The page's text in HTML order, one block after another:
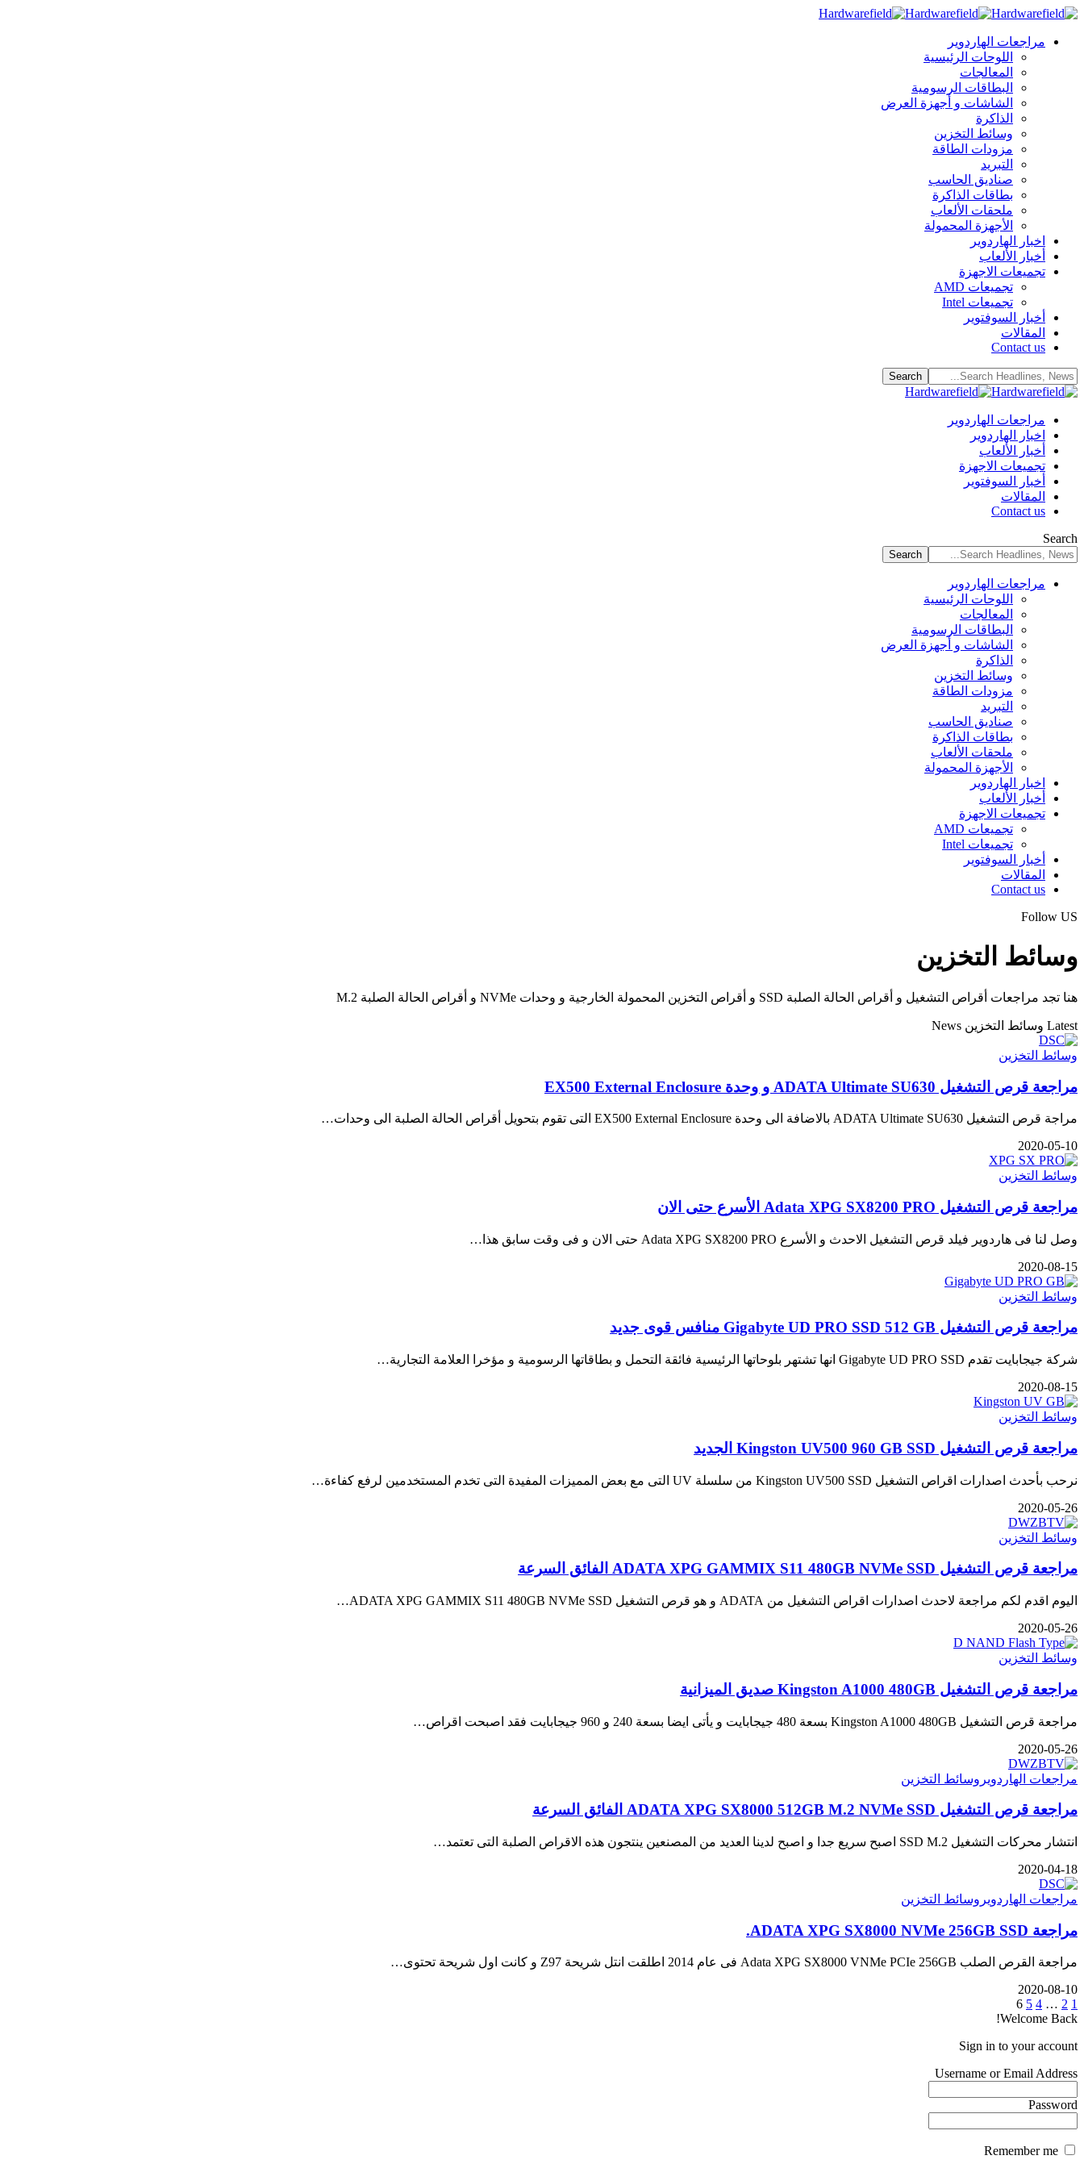
مراجعات الهاردوير
اللوحات الرئيسية
المعالجات
البطاقات الرسومية
الشاشات و أجهزة العرض
الذاكرة
وسائط التخزين
مزودات الطاقة
التبريد
صناديق الحاسب
بطاقات الذاكرة
ملحقات الألعاب
الأجهزة المحمولة
اخبار الهاردوير
أخبار الألعاب
تجميعات الاجهزة
تجميعات AMD
تجميعات Intel
أخبار السوفتوير
المقالات
Contact us
مراجعات الهاردوير
اخبار الهاردوير
أخبار الألعاب
تجميعات الاجهزة
أخبار السوفتوير
المقالات
Contact us
Search
مراجعات الهاردوير
اللوحات الرئيسية
المعالجات
البطاقات الرسومية
الشاشات و أجهزة العرض
الذاكرة
وسائط التخزين
مزودات الطاقة
التبريد
صناديق الحاسب
بطاقات الذاكرة
ملحقات الألعاب
الأجهزة المحمولة
اخبار الهاردوير
أخبار الألعاب
تجميعات الاجهزة
تجميعات AMD
تجميعات Intel
أخبار السوفتوير
المقالات
Contact us
Follow US
وسائط التخزين
هنا تجد مراجعات أقراص التشغيل و أقراص الحالة الصلبة SSD و أقراص التخزين المحمولة الخارجية و وحدات NVMe و أقراص الحالة الصلبة M.2
Latest وسائط التخزين News
وسائط التخزين
مراجعة قرص التشغيل ADATA Ultimate SU630 و وحدة EX500 External Enclosure
مراجة قرص التشغيل ADATA Ultimate SU630 بالاضافة الى وحدة EX500 External Enclosure التى تقوم بتحويل أقراص الحالة الصلبة الى وحدات…
2020-05-10
وسائط التخزين
مراجعة قرص التشغيل Adata XPG SX8200 PRO الأسرع حتى الان
وصل لنا فى هاردوير فيلد قرص التشغيل الاحدث و الأسرع Adata XPG SX8200 PRO حتى الان و فى وقت سابق هذا…
2020-08-15
وسائط التخزين
مراجعة قرص التشغيل Gigabyte UD PRO SSD 512 GB منافس قوى جديد
شركة جيجابايت تقدم Gigabyte UD PRO SSD انها تشتهر بلوحاتها الرئيسية فائقة التحمل و بطاقاتها الرسومية و مؤخرا العلامة التجارية…
2020-08-15
وسائط التخزين
مراجعة قرص التشغيل Kingston UV500 960 GB SSD الجديد
نرحب بأحدث اصدارات اقراص التشغيل Kingston UV500 SSD من سلسلة UV التى مع بعض المميزات المفيدة التى تخدم المستخدمين لرفع كفاءة…
2020-05-26
وسائط التخزين
مراجعة قرص التشغيل ADATA XPG GAMMIX S11 480GB NVMe SSD الفائق السرعة
اليوم اقدم لكم مراجعة لاحدث اصدارات اقراص التشغيل من ADATA و هو قرص التشغيل ADATA XPG GAMMIX S11 480GB NVMe SSD…
2020-05-26
وسائط التخزين
مراجعة قرص التشغيل Kingston A1000 480GB صديق الميزانية
مراجعة قرص التشغيل Kingston A1000 480GB بسعة 480 جيجابايت و يأتى ايضا بسعة 240 و 960 جيجابايت فقد اصبحت اقراص…
2020-05-26
مراجعات الهاردوير وسائط التخزين
مراجعة قرص التشغيل ADATA XPG SX8000 512GB M.2 NVMe SSD الفائق السرعة
انتشار محركات التشغيل SSD M.2 اصبح سريع جدا و اصبح لدينا العديد من المصنعين ينتجون هذه الاقراص الصلبة التى تعتمد…
2020-04-18
مراجعات الهاردوير وسائط التخزين
مراجعة ADATA XPG SX8000 NVMe 256GB SSD.
مراجعة القرص الصلب Adata XPG SX8000 VNMe PCIe 256GB فى عام 2014 اطلقت انتل شريحة Z97 و كانت اول شريحة تحتوى…
2020-08-10
1
2
…
4
5
6
Welcome Back!
Sign in to your account
Username or Email Address
Password